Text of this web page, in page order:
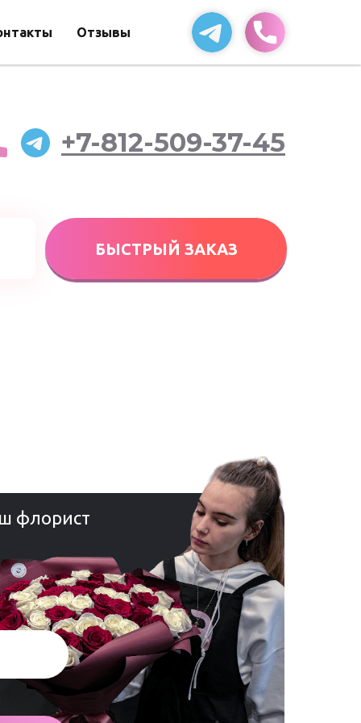
Отзывы
+7-812-509-37-45
БЫСТРЫЙ ЗАКАЗ
флорист